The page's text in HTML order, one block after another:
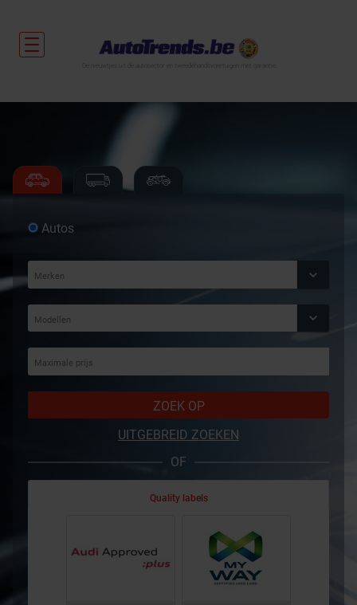
Autos
ZOEK OP
UITGEBREID ZOEKEN
OF
Quality labels